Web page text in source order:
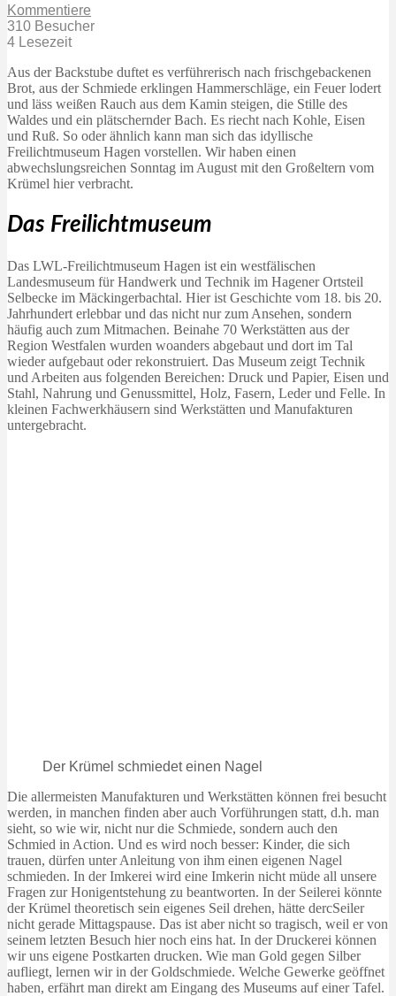
Kommentiere
310 Besucher
4 Lesezeit
Aus der Backstube duftet es verführerisch nach frischgebackenen
Brot, aus der Schmiede erklingen Hammerschläge, ein Feuer lodert
und läss weißen Rauch aus dem Kamin steigen, die Stille des
Waldes und ein plätschernder Bach. Es riecht nach Kohle, Eisen
und Ruß. So oder ähnlich kann man sich das idyllische
Freilichtmuseum Hagen vorstellen. Wir haben einen
abwechslungsreichen Sonntag im August mit den Großeltern vom
Krümel hier verbracht.
Das Freilichtmuseum
Das LWL-Freilichtmuseum Hagen ist ein westfälischen
Landesmuseum für Handwerk und Technik im Hagener Ortsteil
Selbecke im Mäckingerbachtal. Hier ist Geschichte vom 18. bis 20.
Jahrhundert erlebbar und das nicht nur zum Ansehen, sondern
häufig auch zum Mitmachen. Beinahe 70 Werkstätten aus der
Region Westfalen wurden woanders abgebaut und dort im Tal
wieder aufgebaut oder rekonstruiert. Das Museum zeigt Technik
und Arbeiten aus folgenden Bereichen: Druck und Papier, Eisen und
Stahl, Nahrung und Genussmittel, Holz, Fasern, Leder und Felle. In
kleinen Fachwerkhäusern sind Werkstätten und Manufakturen
untergebracht.
Der Krümel schmiedet einen Nagel
Die allermeisten Manufakturen und Werkstätten können frei besucht
werden, in manchen finden aber auch Vorführungen statt, d.h. man
sieht, so wie wir, nicht nur die Schmiede, sondern auch den
Schmied in Action. Und es wird noch besser: Kinder, die sich
trauen, dürfen unter Anleitung von ihm einen eigenen Nagel
schmieden. In der Imkerei wird eine Imkerin nicht müde all unsere
Fragen zur Honigentstehung zu beantworten. In der Seilerei könnte
der Krümel theoretisch sein eigenes Seil drehen, hätte dercSeiler
nicht gerade Mittagspause. Das ist aber nicht so tragisch, weil er von
seinem letzten Besuch hier noch eins hat. In der Druckerei können
wir uns eigene Postkarten drucken. Wie man Gold gegen Silber
aufliegt, lernen wir in der Goldschmiede. Welche Gewerke geöffnet
haben, erfährt man direkt am Eingang des Museums auf einer Tafel.